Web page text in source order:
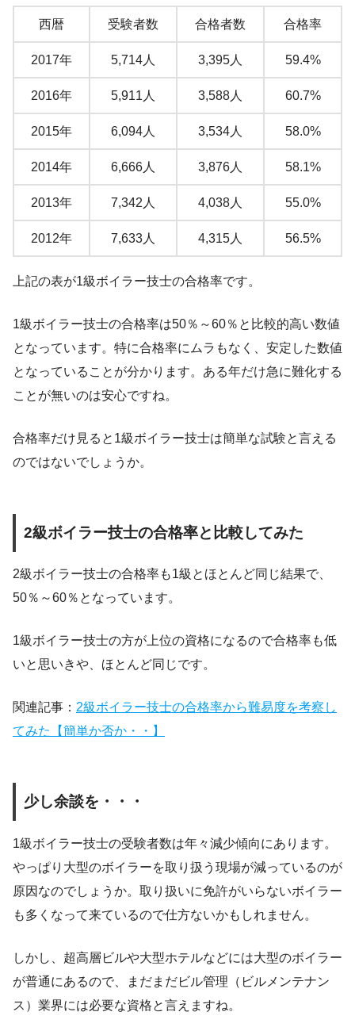
西暦 受験者数 合格者数 合格率
2017年 5,714人 3,395人 59.4%
2016年 5,911人 3,588人 60.7%
2015年 6,094人 3,534人 58.0%
2014年 6,666人 3,876人 58.1%
2013年 7,342人 4,038人 55.0%
2012年 7,633人 4,315人 56.5%
上記の表が1級ボイラー技士の合格率です。
1級ボイラー技士の合格率は50％～60％と比較的高い数値
となっています。特に合格率にムラもなく、安定した数値
となっていることが分かります。ある年だけ急に難化する
ことが無いのは安心ですね。
合格率だけ見ると1級ボイラー技士は簡単な試験と言える
のではないでしょうか。
2級ボイラー技士の合格率と比較してみた
2級ボイラー技士の合格率も1級とほとんど同じ結果で、
50％～60％となっています。
1級ボイラー技士の方が上位の資格になるので合格率も低
いと思いきや、ほとんど同じです。
関連記事： 2級ボイラー技士の合格率から難易度を考察し
てみた【簡単か否か・・】
少し余談を・・・
1級ボイラー技士の受験者数は年々減少傾向にあります。
やっぱり大型のボイラーを取り扱う現場が減っているのが
原因なのでしょうか。取り扱いに免許がいらないボイラー
も多くなって来ているので仕方ないかもしれません。
しかし、超高層ビルや大型ホテルなどには大型のボイラー
が普通にあるので、まだまだビル管理（ビルメンテナン
ス）業界には必要な資格と言えますね。